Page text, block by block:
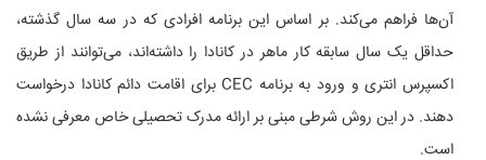
آن‌ها فراهم می‌کند. بر اساس این برنامه افرادی که در سه سال گذشته،
حداقل یک سال سابقه کار ماهر در کانادا را داشته‌اند، می‌توانند از طریق
اکسپرس انتری و ورود به برنامه CEC برای اقامت دائم کانادا درخواست
دهند. در این روش شرطی مبنی بر ارائه مدرک تحصیلی خاص معرفی نشده
است.